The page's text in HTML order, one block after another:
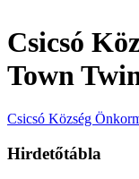
Csicsó
Town
Csicsó Község
Hirdetőtábla